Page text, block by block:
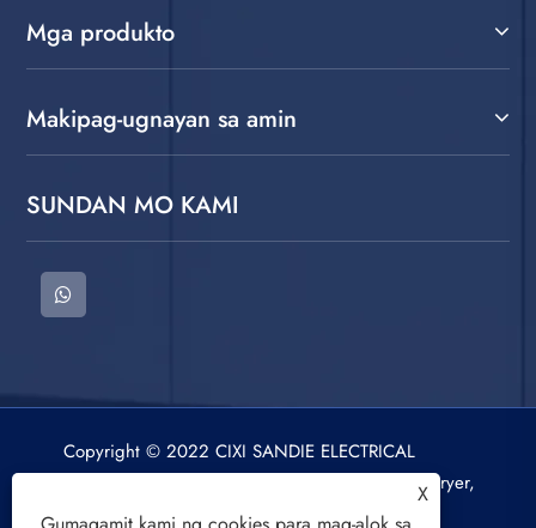
Mga produkto
Makipag-ugnayan sa amin
SUNDAN MO KAMI
Copyright © 2022 CIXI SANDIE ELECTRICAL
APPLIANCE CO.,LTD. Washing Machine, Spin Dryer,
Air Cooling Fan All Rights Reserved.
X